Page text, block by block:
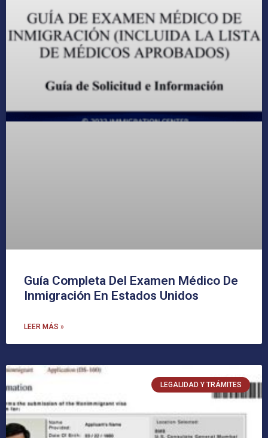
Guía Completa Del Examen Médico De
Inmigración En Estados Unidos
LEER MÁS »
LEGALIDAD Y TRÁMITES